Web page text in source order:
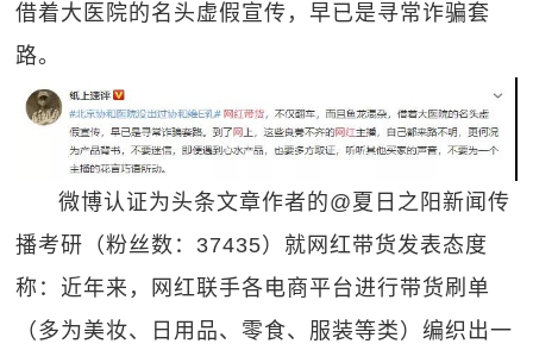
借着大医院的名头虚假宣传，早已是寻常诈骗套
路。
微博认证为头条文章作者的@夏日之阳新闻传
播考研（粉丝数：37435）就网红带货发表态度
称：近年来，网红联手各电商平台进行带货刷单
（多为美妆、日用品、零食、服装等类）编织出一